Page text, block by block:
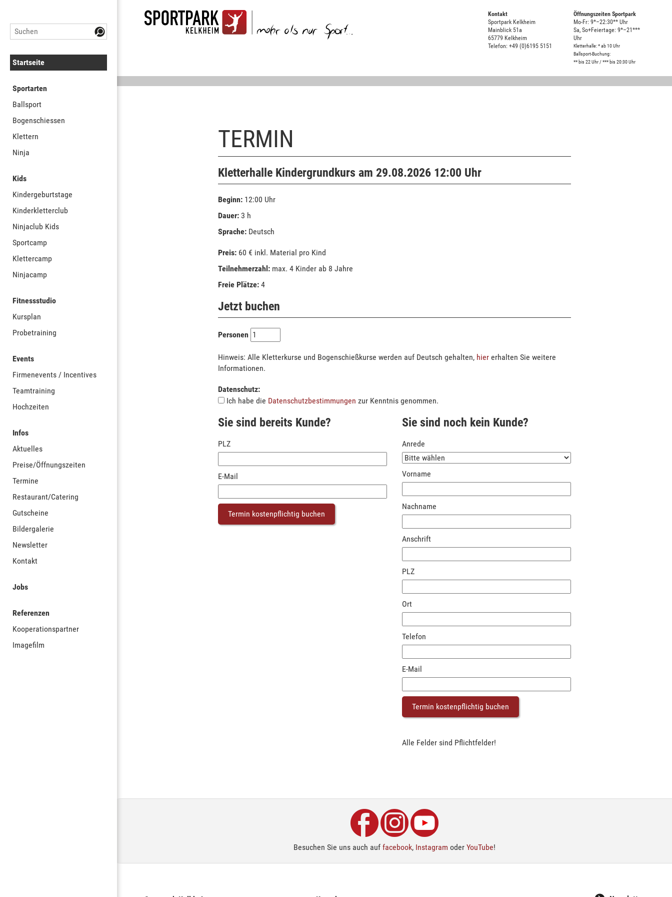
Startseite
Sportarten
Ballsport
Bogenschiessen
Klettern
Ninja
Kids
Kindergeburtstage
Kinderkletterclub
Ninjaclub Kids
Sportcamp
Klettercamp
Ninjacamp
Fitnessstudio
Kursplan
Probetraining
Events
Firmenevents / Incentives
Teamtraining
Hochzeiten
Infos
Aktuelles
Preise/Öffnungszeiten
Termine
Restaurant/Catering
Gutscheine
Bildergalerie
Newsletter
Kontakt
Jobs
Referenzen
Kooperationspartner
Imagefilm
Kontakt
Sportpark Kelkheim
Mainblick 51a
65779 Kelkheim
Telefon: +49 (0)6195 5151
Öffnungszeiten Sportpark
Mo-Fr: 9*–22:30** Uhr
Sa, So+Feiertage: 9*–21***
Uhr
Kletterhalle: * ab 10 Uhr
Ballsport-Buchung:
** bis 22 Uhr / *** bis 20:30 Uhr
TERMIN
Kletterhalle Kindergrundkurs am 29.08.2026 12:00 Uhr
Beginn: 12:00 Uhr
Dauer: 3 h
Sprache: Deutsch
Preis: 60 € inkl. Material pro Kind
Teilnehmerzahl: max. 4 Kinder ab 8 Jahre
Freie Plätze: 4
Jetzt buchen
Personen
Hinweis: Alle Kletterkurse und Bogenschießkurse werden auf Deutsch gehalten, hier erhalten Sie weitere
Informationen.
Datenschutz:
Ich habe die Datenschutzbestimmungen zur Kenntnis genommen.
Sie sind bereits Kunde?
PLZ
E-Mail
Sie sind noch kein Kunde?
Anrede
Vorname
Nachname
Anschrift
PLZ
Ort
Telefon
E-Mail
Alle Felder sind Pflichtfelder!
Besuchen Sie uns auch auf facebook, Instagram oder YouTube!